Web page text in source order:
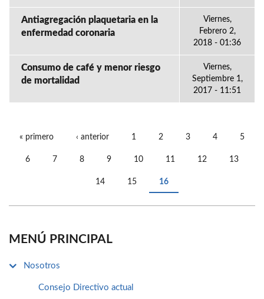
Antiagregación plaquetaria en la
enfermedad coronaria
Viernes,
Febrero 2,
2018 - 01:36
Consumo de café y menor riesgo
de mortalidad
Viernes,
Septiembre 1,
2017 - 11:51
« primero ‹ anterior 1 2 3 4 5
6 7 8 9 10 11 12 13
14 15 16
MENÚ PRINCIPAL
Nosotros
Consejo Directivo actual